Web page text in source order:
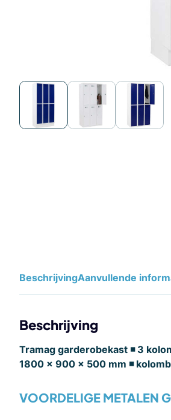
BeschrijvingAanvullende
Beschrijving
Tramag garderobekast ◾ 3
1800 x 900 x 500 mm ◾
VOORDELIGE METALEN